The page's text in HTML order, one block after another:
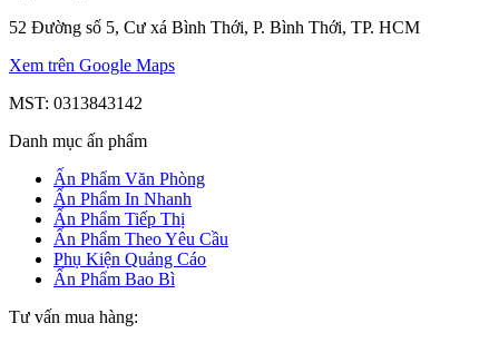
52 Đường số 5, Cư xá Bình Thới, P. Bình Thới, TP. HCM
Xem trên Google Maps
MST: 0313843142
Danh mục ấn phẩm
Ấn Phẩm Văn Phòng
Ấn Phẩm In Nhanh
Ấn Phẩm Tiếp Thị
Ấn Phẩm Theo Yêu Cầu
Phụ Kiện Quảng Cáo
Ấn Phẩm Bao Bì
Tư vấn mua hàng: